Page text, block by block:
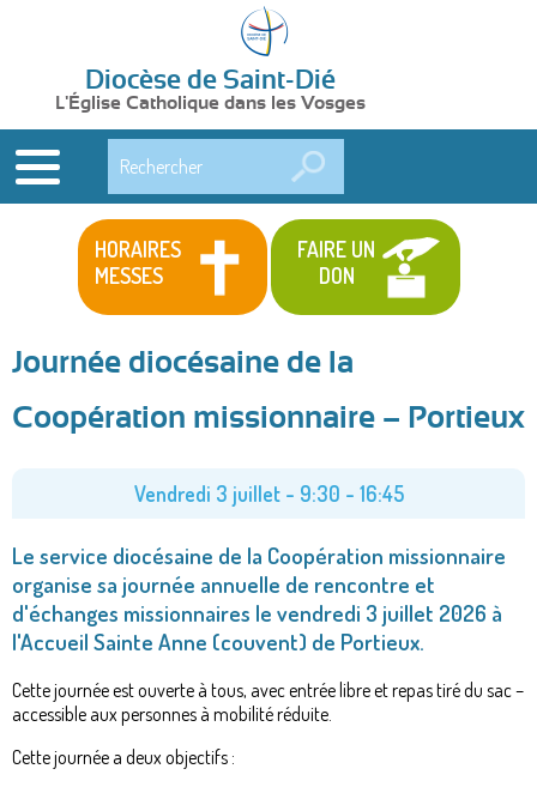
Diocèse de Saint-Dié
L'Église Catholique dans les Vosges
HORAIRES
MESSES
FAIRE UN
DON
Journée diocésaine de la
Coopération missionnaire – Portieux
Vendredi 3 juillet - 9:30 - 16:45
Le service diocésaine de la Coopération missionnaire
organise sa journée annuelle de rencontre et
d'échanges missionnaires le vendredi 3 juillet 2026 à
l'Accueil Sainte Anne (couvent) de Portieux.
Cette journée est ouverte à tous, avec entrée libre et repas tiré du sac –
accessible aux personnes à mobilité réduite.
Cette journée a deux objectifs :